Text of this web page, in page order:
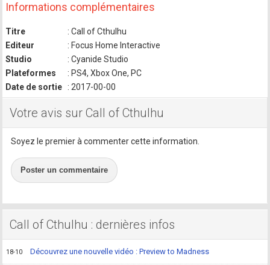
Informations complémentaires
Titre
: Call of Cthulhu
Editeur
: Focus Home Interactive
Studio
: Cyanide Studio
Plateformes
: PS4, Xbox One, PC
Date de sortie
: 2017-00-00
Votre avis sur Call of Cthulhu
Soyez le premier à commenter cette information.
Poster un commentaire
Call of Cthulhu : dernières infos
18-10 Découvrez une nouvelle vidéo : Preview to Madness